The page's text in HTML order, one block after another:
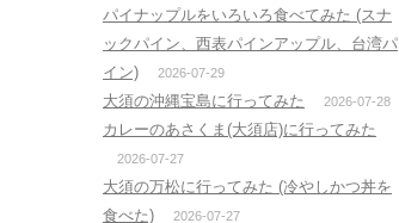
パイナップルをいろいろ食べてみた (スナ
ックパイン、西表パインアップル、台湾パ
イン)
2026-07-29
大須の沖縄宝島に行ってみた 2026-07-28
カレーのあさくま(大須店)に行ってみた
2026-07-27
大須の万松に行ってみた (冷やしかつ丼を
食べた)
2026-07-27